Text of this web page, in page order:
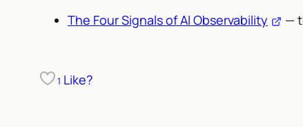
The Four Signals of AI Observability —
1 Like?